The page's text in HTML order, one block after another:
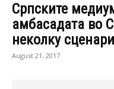
Српските
амбасадата во
неколку
August 21, 2017